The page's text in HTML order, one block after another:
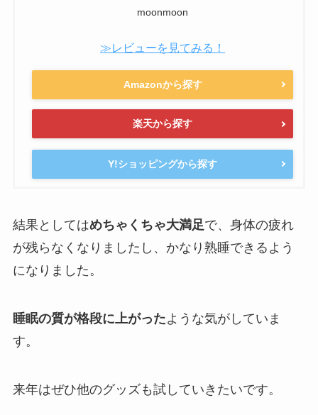
moonmoon
≫レビューを見てみる！
Amazonから探す
楽天から探す
Y!ショッピングから探す
結果としてはめちゃくちゃ大満足で、身体の疲れ
が残らなくなりましたし、かなり熟睡できるよう
になりました。
睡眠の質が格段に上がったような気がしていま
す。
来年はぜひ他のグッズも試していきたいです。